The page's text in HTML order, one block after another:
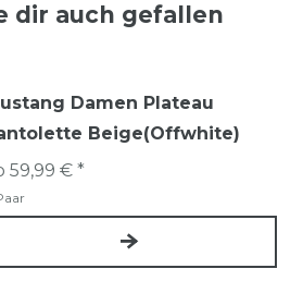
dir auch gefallen
Damen Plateau
Beige(Offwhite)
59,99 € *